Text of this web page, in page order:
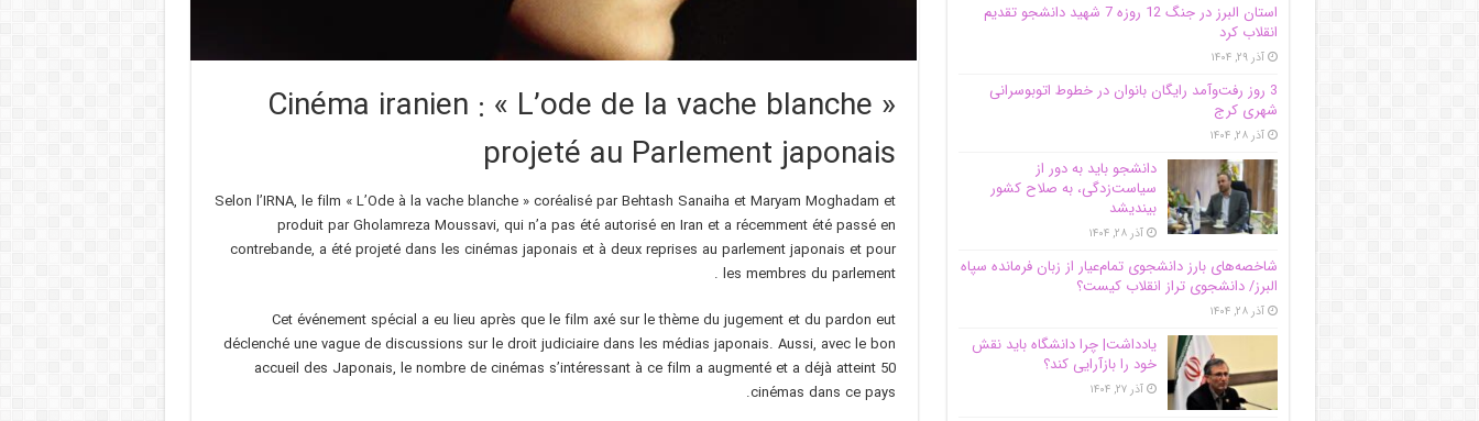
Cinéma iranien : « L’ode de la vache blanche »
projeté au Parlement japonais
Selon l’IRNA, le film « L’Ode à la vache blanche » coréalisé par Behtash Sanaiha et Maryam Moghadam et
produit par Gholamreza Moussavi, qui n’a pas été autorisé en Iran et a récemment été passé en
contrebande, a été projeté dans les cinémas japonais et à deux reprises au parlement japonais et pour
les membres du parlement .
Cet événement spécial a eu lieu après que le film axé sur le thème du jugement et du pardon eut
déclenché une vague de discussions sur le droit judiciaire dans les médias japonais. Aussi, avec le bon
accueil des Japonais, le nombre de cinémas s’intéressant à ce film a augmenté et a déjà atteint 50
cinémas dans ce pays.
استان البرز در جنگ 12 روزه 7 شهید دانشجو تقدیم
انقلاب کرد
آذر ۲۹, ۱۴۰۴
3 روز رفت‌وآمد رایگان بانوان در خطوط اتوبوسرانی
شهری کرج
آذر ۲۸, ۱۴۰۴
دانشجو باید به دور از
سیاست‌زدگی، به صلاح کشور
بیندیشد
آذر ۲۸, ۱۴۰۴
شاخصه‌های بارز دانشجوی تمام‌عیار از زبان فرمانده سپاه
البرز/ دانشجوی تراز انقلاب کیست؟
آذر ۲۸, ۱۴۰۴
یادداشت| چرا دانشگاه باید نقش
خود را بازآرایی کند؟
آذر ۲۷, ۱۴۰۴